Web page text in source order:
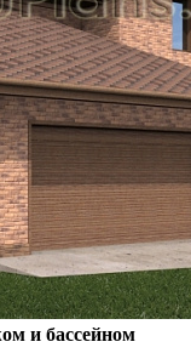
и бассейном